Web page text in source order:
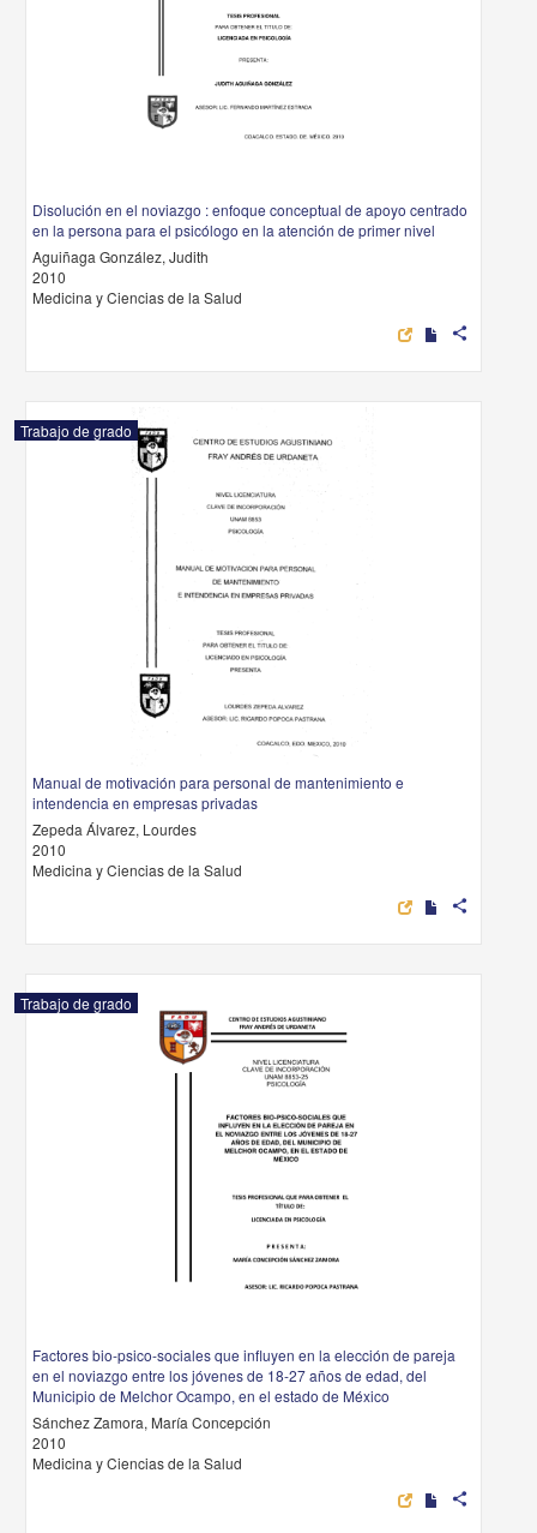
Disolución en el noviazgo : enfoque conceptual de apoyo centrado
en la persona para el psicólogo en la atención de primer nivel
Aguiñaga González, Judith
2010
Medicina y Ciencias de la Salud
share
Trabajo de grado
Manual de motivación para personal de mantenimiento e
intendencia en empresas privadas
Zepeda Álvarez, Lourdes
2010
Medicina y Ciencias de la Salud
share
Trabajo de grado
Factores bio-psico-sociales que influyen en la elección de pareja
en el noviazgo entre los jóvenes de 18-27 años de edad, del
Municipio de Melchor Ocampo, en el estado de México
Sánchez Zamora, María Concepción
2010
Medicina y Ciencias de la Salud
share